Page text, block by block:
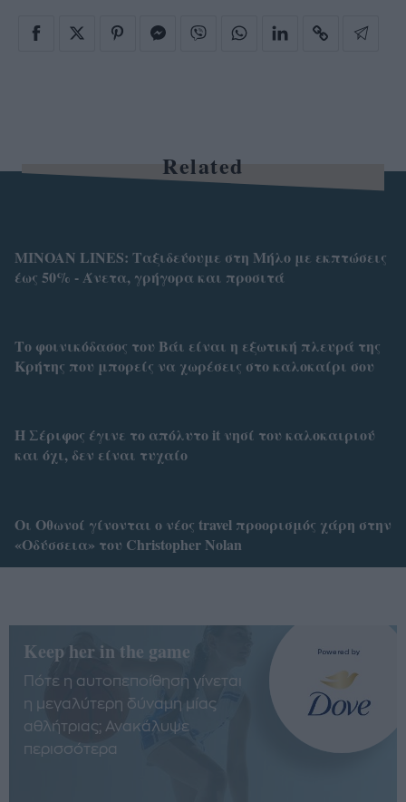
Related
MINOAN LINES: Ταξιδεύουμε στη Μήλο με εκπτώσεις
έως 50% - Άνετα, γρήγορα και προσιτά
Το φοινικόδασος του Βάι είναι η εξωτική πλευρά της
Κρήτης που μπορείς να χωρέσεις στο καλοκαίρι σου
Η Σέριφος έγινε το απόλυτο it νησί του καλοκαιριού
και όχι, δεν είναι τυχαίο
Οι Οθωνοί γίνονται ο νέος travel προορισμός χάρη στην
«Οδύσσεια» του Christopher Nolan
Keep her in the game
Πότε η αυτοπεποίθηση γίνεται
η μεγαλύτερη δύναμη μίας
αθλήτριας; Ανακάλυψε
περισσότερα